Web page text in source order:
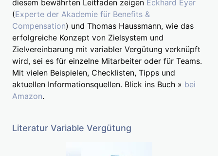
diesem bewährten Leitfaden zeigen Eckhard Eyer
(Experte der Akademie für Benefits &
Compensation) und Thomas Haussmann, wie das
erfolgreiche Konzept von Zielsystem und
Zielvereinbarung mit variabler Vergütung verknüpft
wird, sei es für einzelne Mitarbeiter oder für Teams.
Mit vielen Beispielen, Checklisten, Tipps und
aktuellen Informationsquellen. Blick ins Buch » bei
Amazon.
Literatur Variable Vergütung